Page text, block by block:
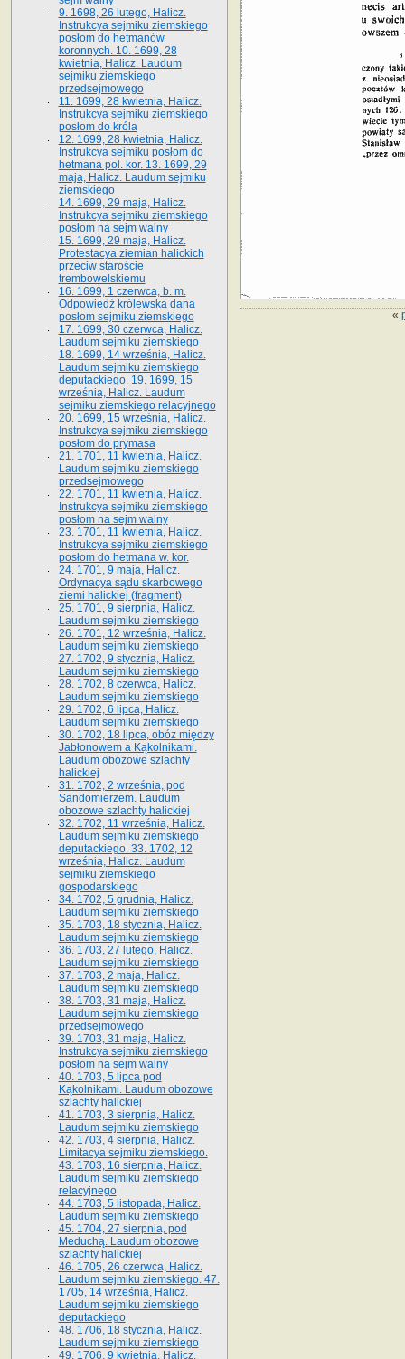
«
9. 1698, 26 lutego, Halicz.
Instrukcya sejmiku ziemskiego
posłom do hetmanów
koronnych. 10. 1699, 28
kwietnia, Halicz. Laudum
sejmiku ziemskiego
przedsejmowego
11. 1699, 28 kwietnia, Halicz.
Instrukcya sejmiku ziemskiego
posłom do króla
12. 1699, 28 kwietnia, Halicz.
Instrukcya sejmiku posłom do
hetmana pol. kor. 13. 1699, 29
maja, Halicz. Laudum sejmiku
ziemskiego
14. 1699, 29 maja, Halicz.
Instrukcya sejmiku ziemskiego
posłom na sejm walny
15. 1699, 29 maja, Halicz.
Protestacya ziemian halickich
przeciw staroście
trembowelskiemu
16. 1699, 1 czerwca, b. m.
Odpowiedź królewska dana
posłom sejmiku ziemskiego
17. 1699, 30 czerwca, Halicz.
Laudum sejmiku ziemskiego
18. 1699, 14 września, Halicz.
Laudum sejmiku ziemskiego
deputackiego. 19. 1699, 15
września, Halicz. Laudum
sejmiku ziemskiego relacyjnego
20. 1699, 15 września, Halicz.
Instrukcya sejmiku ziemskiego
posłom do prymasa
21. 1701, 11 kwietnia, Halicz.
Laudum sejmiku ziemskiego
przedsejmowego
22. 1701, 11 kwietnia, Halicz.
Instrukcya sejmiku ziemskiego
posłom na sejm walny
23. 1701, 11 kwietnia, Halicz.
Instrukcya sejmiku ziemskiego
posłom do hetmana w. kor.
24. 1701, 9 maja, Halicz.
Ordynacya sądu skarbowego
ziemi halickiej (fragment)
25. 1701, 9 sierpnia, Halicz.
Laudum sejmiku ziemskiego
26. 1701, 12 września, Halicz.
Laudum sejmiku ziemskiego
27. 1702, 9 stycznia, Halicz.
Laudum sejmiku ziemskiego
28. 1702, 8 czerwca, Halicz.
Laudum sejmiku ziemskiego
29. 1702, 6 lipca, Halicz.
Laudum sejmiku ziemskiego
30. 1702, 18 lipca, obóz między
Jabłonowem a Kąkolnikami.
Laudum obozowe szlachty
halickiej
31. 1702, 2 września, pod
Sandomierzem. Laudum
obozowe szlachty halickiej
32. 1702, 11 września, Halicz.
Laudum sejmiku ziemskiego
deputackiego. 33. 1702, 12
września, Halicz. Laudum
sejmiku ziemskiego
gospodarskiego
34. 1702, 5 grudnia, Halicz.
Laudum sejmiku ziemskiego
35. 1703, 18 stycznia, Halicz.
Laudum sejmiku ziemskiego
36. 1703, 27 lutego, Halicz.
Laudum sejmiku ziemskiego
37. 1703, 2 maja, Halicz.
Laudum sejmiku ziemskiego
38. 1703, 31 maja, Halicz.
Laudum sejmiku ziemskiego
przedsejmowego
39. 1703, 31 maja, Halicz.
Instrukcya sejmiku ziemskiego
posłom na sejm walny
40. 1703, 5 lipca pod
Kąkolnikami. Laudum obozowe
szlachty halickiej
41­. 1703, 3 sierpnia, Halicz.
Laudum sejmiku ziemskiego
42. 1703, 4 sierpnia, Halicz.
Limitacya sejmiku ziemskiego.
43. 1703, 16 sierpnia, Halicz.
Laudum sejmiku ziemskiego
relacyjnego
44. 1703, 5 listopada, Halicz.
Laudum sejmiku ziemskiego
45. 1704, 27 sierpnia, pod
Meduchą. Laudum obozowe
szlachty halickiej
46. 1705, 26 czerwca, Halicz.
Laudum sejmiku ziemskiego. 47.
1705, 14 września, Halicz.
Laudum sejmiku ziemskiego
deputackiego
48. 1706, 18 stycznia, Halicz.
Laudum sejmiku ziemskiego
49. 1706, 9 kwietnia, Halicz.